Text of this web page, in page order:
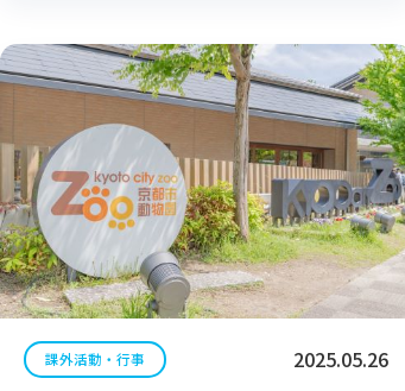
た」を制作しており、附属高校も連携して
制作に参加しています。 今年の制作はすで
に終盤を迎えています。少
課外活動・行事
2025.05.26